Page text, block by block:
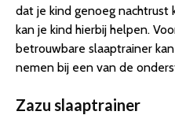
dat je kind genoeg nachtrust
kan je kind hierbij helpen.
betrouwbare slaaptrainer
nemen bij een van de
Zazu slaaptrainer